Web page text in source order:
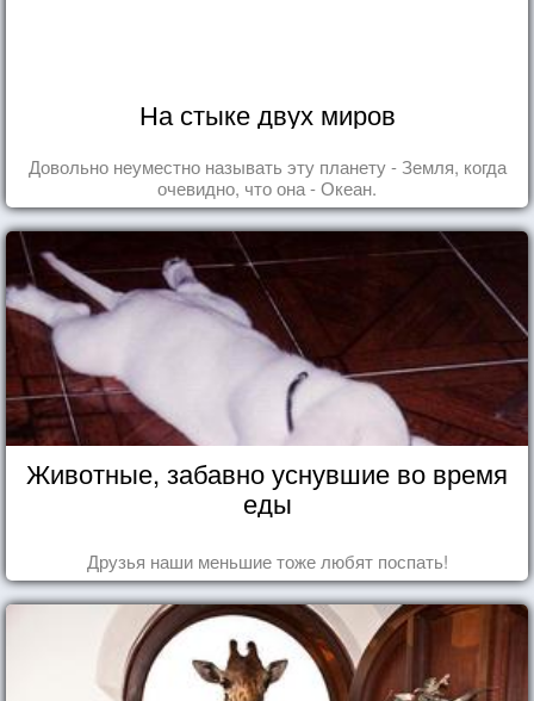
На стыке двух миров
Довольно неуместно называть эту планету - Земля, когда
очевидно, что она - Океан.
Животные, забавно уснувшие во время
еды
Друзья наши меньшие тоже любят поспать!